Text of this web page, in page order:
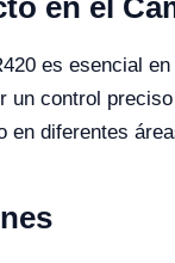
en el
es esencial
un control
en diferentes